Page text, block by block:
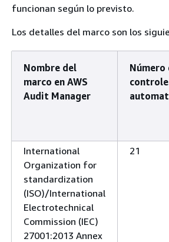
funcionan según lo previsto.
Los detalles del marco son los
Nombre del
marco en AWS
Audit Manager
Número
International
Organization for
standardization
(ISO)/International
Electrotechnical
Commission (IEC)
27001:2013 Annex
21